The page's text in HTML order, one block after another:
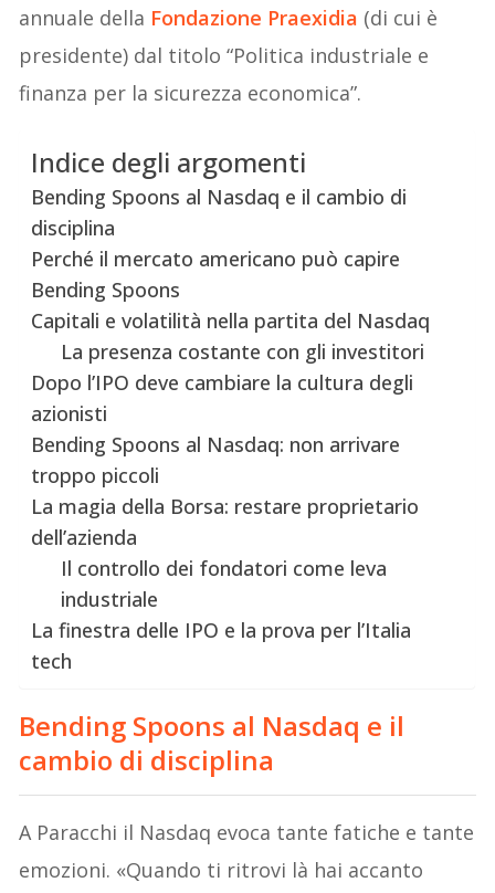
annuale della Fondazione Praexidia (di cui è
presidente) dal titolo “Politica industriale e
finanza per la sicurezza economica”.
Indice degli argomenti
Bending Spoons al Nasdaq e il cambio di
disciplina
Perché il mercato americano può capire
Bending Spoons
Capitali e volatilità nella partita del Nasdaq
La presenza costante con gli investitori
Dopo l’IPO deve cambiare la cultura degli
azionisti
Bending Spoons al Nasdaq: non arrivare
troppo piccoli
La magia della Borsa: restare proprietario
dell’azienda
Il controllo dei fondatori come leva
industriale
La finestra delle IPO e la prova per l’Italia
tech
Bending Spoons al Nasdaq e il
cambio di disciplina
A Paracchi il Nasdaq evoca tante fatiche e tante
emozioni. «Quando ti ritrovi là hai accanto